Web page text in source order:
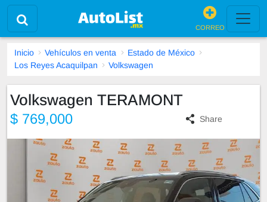
CORREO
Inicio Vehículos en venta
Estado de México
Los Reyes Acaquilpan
Volkswagen
Volkswagen TERAMONT
$ 769,000 Share